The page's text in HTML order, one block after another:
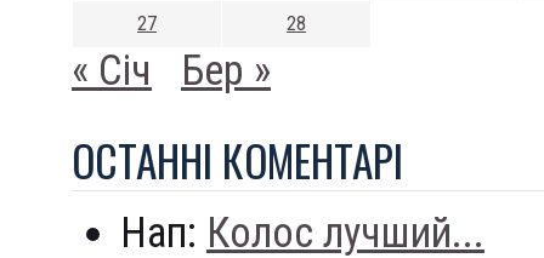
27 28
« Січ Бер »
ОСТАННI КОМЕНТАРI
Нап: Колос лучший...